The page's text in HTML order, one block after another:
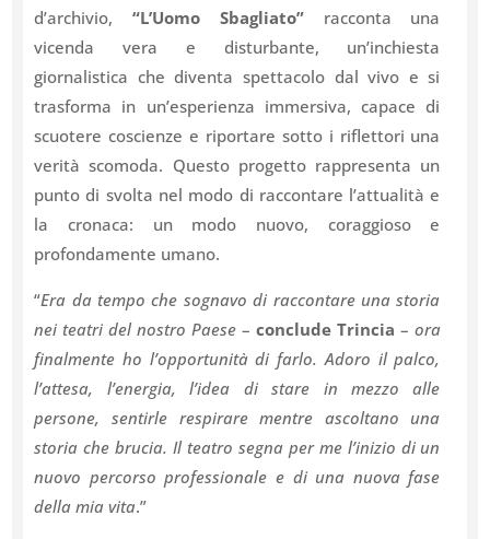
d’archivio,“L’Uomo Sbagliato” racconta una
vicenda vera e disturbante, un’inchiesta
giornalistica che diventa spettacolo dal vivo e si
trasforma in un’esperienza immersiva, capace di
scuotere coscienze e riportare sotto i riflettori una
verità scomoda. Questo progetto rappresenta un
punto di svolta nel modo di raccontare l’attualità e
la cronaca: un modo nuovo, coraggioso e
profondamente umano.
“Era da tempo che sognavo di raccontare una storia
nei teatri del nostro Paese– conclude Trincia – ora
finalmente ho l’opportunità di farlo. Adoro il palco,
l’attesa, l’energia, l’idea di stare in mezzo alle
persone, sentirle respirare mentre ascoltano una
storia che brucia. Il teatro segna per me l’inizio di un
nuovo percorso professionale e di una nuova fase
della mia vita.”